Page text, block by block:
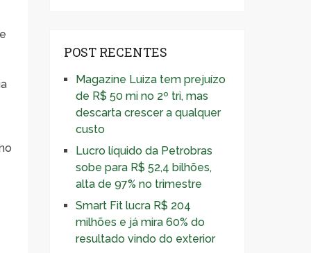
POST RECENTES
Magazine Luiza tem prejuízo
de R$ 50 mi no 2º tri, mas
descarta crescer a qualquer
custo
Lucro líquido da Petrobras
sobe para R$ 52,4 bilhões,
alta de 97% no trimestre
Smart Fit lucra R$ 204
milhões e já mira 60% do
resultado vindo do exterior